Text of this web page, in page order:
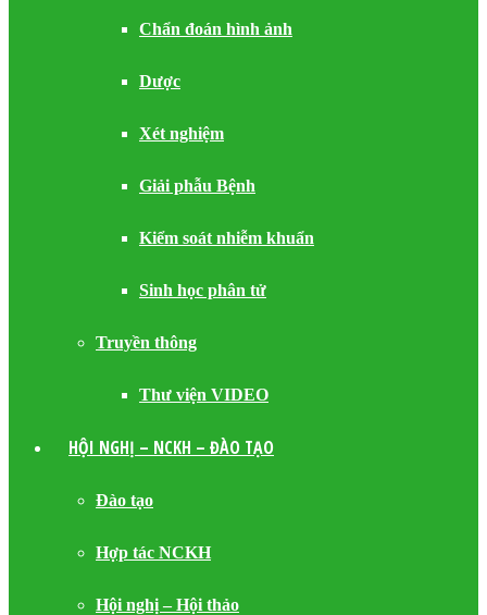
Chẩn đoán hình ảnh
Dược
Xét nghiệm
Giải phẫu Bệnh
Kiểm soát nhiễm khuẩn
Sinh học phân tử
Truyền thông
Thư viện VIDEO
HỘI NGHỊ – NCKH – ĐÀO TẠO
Đào tạo
Hợp tác NCKH
Hội nghị – Hội thảo